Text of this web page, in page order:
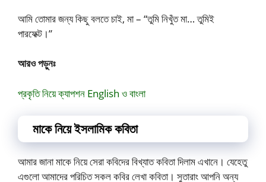
আমি তোমার জন্য কিছু বলতে চাই, মা – “তুমি নিখুঁত মা… তুমিই
পারফেক্ট।”
আরও পড়ুনঃ
প্রকৃতি নিয়ে ক্যাপশন English ও বাংলা
মাকে নিয়ে ইসলামিক কবিতা
আমার জানা মাকে নিয়ে সেরা কবিদের বিখ্যাত কবিতা দিলাম এখানে। যেহেতু
এগুলো আমাদের পরিচিত সকল কবির লেখা কবিতা। সুতারাং আপনি অন্য